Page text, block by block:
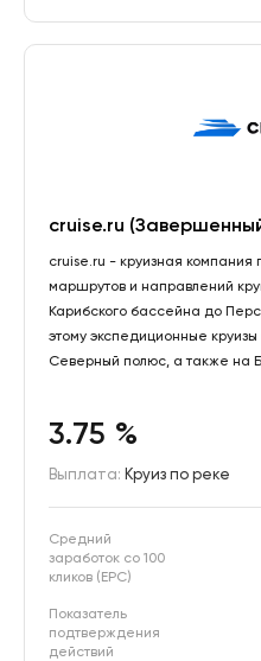
cruise.ru
cruise.ru - круизная
маршрутов и направлений
Карибского бассейна до
этому экспедиционные круизы
Северный полюс, а также на
3.75 %
Выплата: Круиз по реке
Средний
заработок со 100
кликов (EPC)
Показатель
подтверждения
действий